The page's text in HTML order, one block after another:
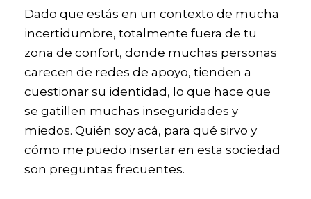
Dado que estás en un contexto de mucha
incertidumbre, totalmente fuera de tu
zona de confort, donde muchas personas
carecen de redes de apoyo, tienden a
cuestionar su identidad, lo que hace que
se gatillen muchas inseguridades y
miedos. Quién soy acá, para qué sirvo y
cómo me puedo insertar en esta sociedad
son preguntas frecuentes.